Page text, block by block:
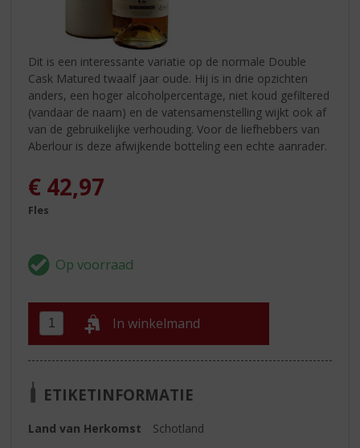
Dit is een interessante variatie op de normale Double
Cask Matured twaalf jaar oude. Hij is in drie opzichten
anders, een hoger alcoholpercentage, niet koud gefiltered
(vandaar de naam) en de vatensamenstelling wijkt ook af
van de gebruikelijke verhouding. Voor de liefhebbers van
Aberlour is deze afwijkende botteling een echte aanrader.
€ 42,97
Fles
In winkelmand
ETIKETINFORMATIE
Land van Herkomst
Schotland